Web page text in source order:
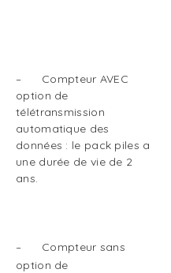
– Compteur AVEC
option de
télétransmission
automatique des
données : le pack piles a
une durée de vie de 2
ans.
– Compteur sans
option de